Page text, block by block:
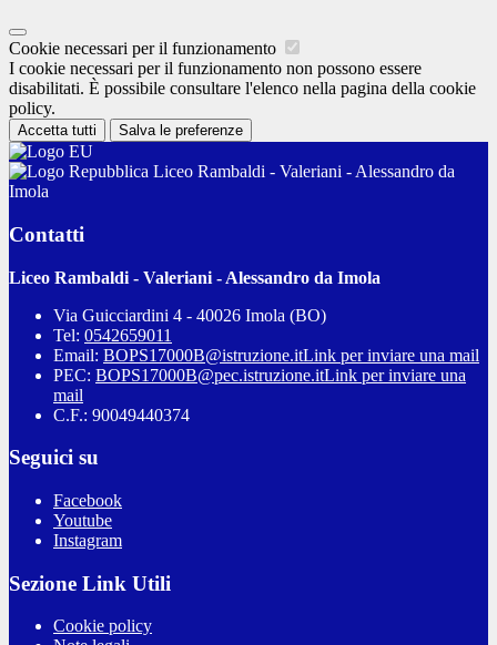
Cookie necessari per il funzionamento
I cookie necessari per il funzionamento non possono essere
disabilitati. È possibile consultare l'elenco nella pagina della cookie
policy.
Accetta tutti Salva le preferenze
Liceo Rambaldi - Valeriani - Alessandro da
Imola
Contatti
Liceo Rambaldi - Valeriani - Alessandro da Imola
Via Guicciardini 4 - 40026 Imola (BO)
Tel: 0542659011
Email: BOPS17000B@istruzione.itLink per inviare una mail
PEC: BOPS17000B@pec.istruzione.itLink per inviare una
mail
C.F.: 90049440374
Seguici su
Facebook
Youtube
Instagram
Sezione Link Utili
Cookie policy